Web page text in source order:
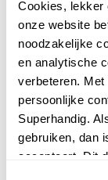
Cookies, lekker
onze website
noodzakelijke
en analytische
verbeteren.
persoonlijke
Superhandig.
gebruiken, dan
accepteert. Dit